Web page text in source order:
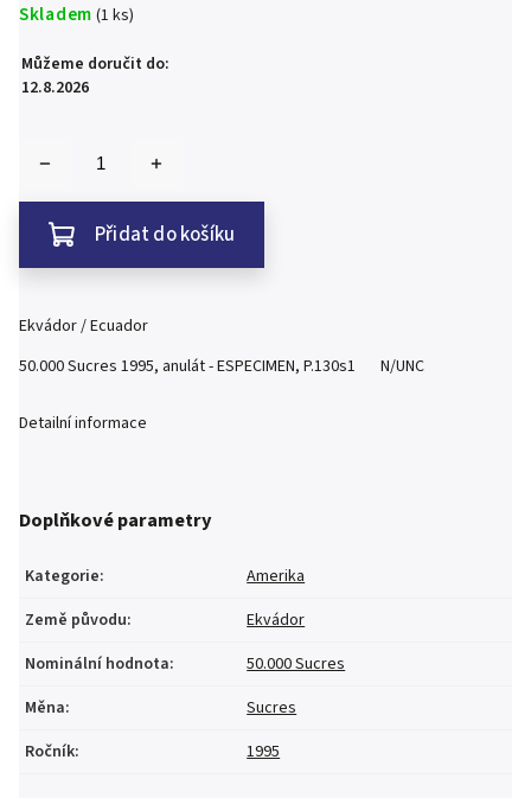
Skladem (1 ks)
Můžeme doručit do:
12.8.2026
Přidat do košíku
Ekvádor / Ecuador
50.000 Sucres 1995, anulát - ESPECIMEN, P.130s1 N/UNC
Detailní informace
Doplňkové parametry
Kategorie:
Amerika
Země původu:
Ekvádor
Nominální hodnota:
50.000 Sucres
Měna:
Sucres
Ročník: 1995